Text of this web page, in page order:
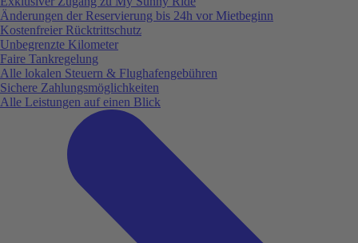
Änderungen der Reservierung bis 24h vor Mietbeginn
Kostenfreier Rücktrittschutz
Unbegrenzte Kilometer
Faire Tankregelung
Alle lokalen Steuern & Flughafengebühren
Sichere Zahlungsmöglichkeiten
Alle Leistungen auf einen Blick